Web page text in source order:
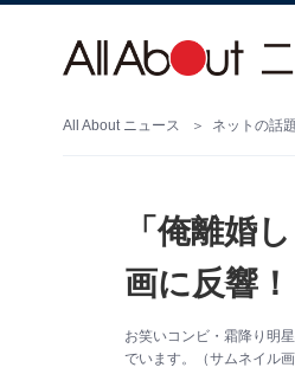
All About ニュース ネットの話題
「俺離婚
画に反響
お笑いコンビ・霜降り明
でいます。（サムネイル